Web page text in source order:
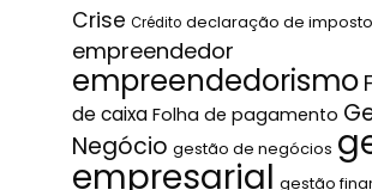
Crise Crédito declaração de
empreendedor
empreendedorismo
de caixa Folha de pagamento
Negócio gestão de negócios
empresarial gestão